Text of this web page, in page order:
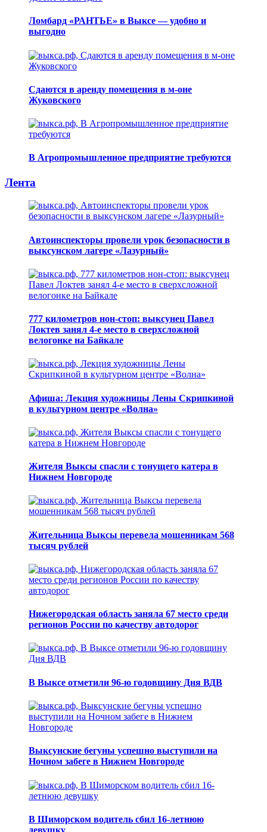
Ломбард «РАНТЬЕ» в Выксе — удобно и
выгодно
Сдаются в аренду помещения в м-оне
Жуковского
В Агропромышленное предприятие требуются
Лента
Автоинспекторы провели урок безопасности в
выксунском лагере «Лазурный»
777 километров нон-стоп: выксунец Павел
Локтев занял 4-е место в сверхсложной
велогонке на Байкале
Афиша: Лекция художницы Лены Скрипкиной
в культурном центре «Волна»
Жителя Выксы спасли с тонущего катера в
Нижнем Новгороде
Жительница Выксы перевела мошенникам 568
тысяч рублей
Нижегородская область заняла 67 место среди
регионов России по качеству автодорог
В Выксе отметили 96-ю годовщину Дня ВДВ
Выксунские бегуны успешно выступили на
Ночном забеге в Нижнем Новгороде
В Шиморском водитель сбил 16-летнюю
девушку